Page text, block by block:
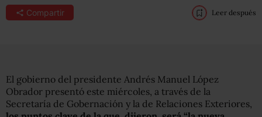
Compartir Leer después
El gobierno del presidente Andrés Manuel López
Obrador presentó este miércoles, a través de la
Secretaría de Gobernación y la de Relaciones Exteriores,